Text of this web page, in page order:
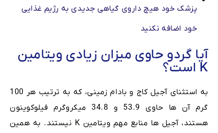
پزشک خود هیچ داروی گیاهی جدیدی به رژیم غذایی
خود اضافه نکنید
آیا گردو حاوى ميزان زيادى ویتامین
K است؟
به استثنای آجیل کاج و بادام زمینی، که به ترتیب هر 100
گرم آن ها حاوی 53.9 و 34.8 میکروگرم فیلوکوينون
هستند، آجیل ها منابع مهم ویتامین K نیستند. به همین